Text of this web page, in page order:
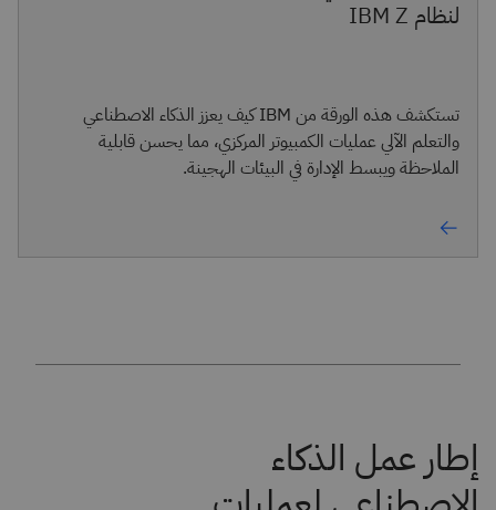
لنظام IBM Z
تستكشف هذه الورقة من IBM كيف يعزز الذكاء الاصطناعي
والتعلم الآلي عمليات الكمبيوتر المركزي، مما يحسن قابلية
الملاحظة ويبسط الإدارة في البيئات الهجينة.